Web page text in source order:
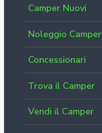
Camper Nuovi
Noleggio Camper
Concessionari
Trova il Camper
Vendi il Camper